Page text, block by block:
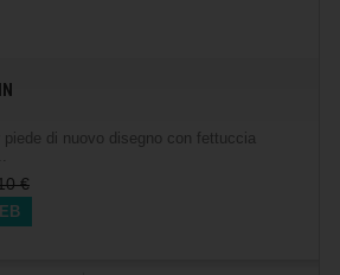
piede di nuovo disegno con fettuccia
€